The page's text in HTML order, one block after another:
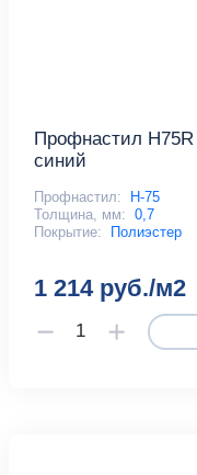
Профнастил Н75R
синий
Профнастил:
Н-75
Толщина, мм: 0,7
Покрытие:
Полиэстер
1 214 руб./м2